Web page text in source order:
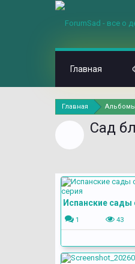
Главная Альбомы
Сад
1 43
Главная